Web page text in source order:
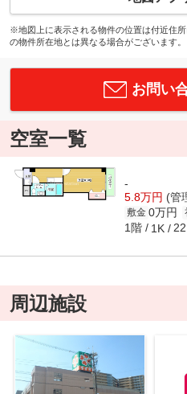
※地図上に表示される物件の位置は付近住
の物件所在地とは異なる場合がございます。
お問い
空室一覧
-
5.8万円 (管
敷金 0万円
1階 1K
周辺施設